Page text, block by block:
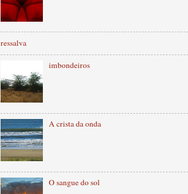
ressalva
imbondeiros
A crista da onda
O sangue do sol